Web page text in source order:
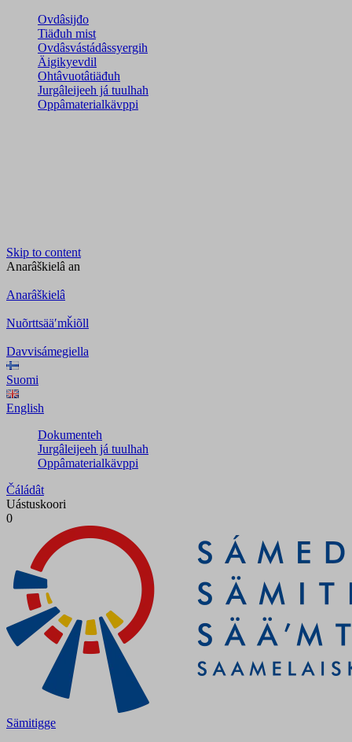
Ovdâsijđo
Tiäđuh mist
Ovdâsvástádâssyergih
Äigikyevdil
Ohtâvuotâtiäđuh
Jurgâleijeeh já tuulhah
Oppâmaterialkävppi
Skip to content
Anarâškielâ an
Anarâškielâ
Nuõrttsääʹmǩiõll
Davvisámegiella
Suomi
English
Dokumenteh
Jurgâleijeeh já tuulhah
Oppâmaterialkävppi
Čáládât
Uástuskoori
0
Sämitigge